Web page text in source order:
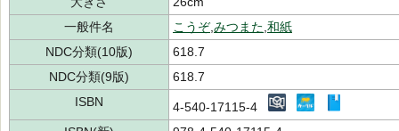
一般件名
こうぞ,みつまた 和紙
NDC分類(10版)
618.7
NDC分類(9版)
618.7
ISBN
4-540-17115-4